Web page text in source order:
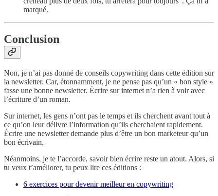
marqué.
Conclusion
Non, je n’ai pas donné de conseils copywriting dans cette édition sur
la newsletter. Car, étonnamment, je ne pense pas qu’un « bon style »
fasse une bonne newsletter. Écrire sur internet n’a rien à voir avec
l’écriture d’un roman.
Sur internet, les gens n’ont pas le temps et ils cherchent avant tout à
ce qu’on leur délivre l’information qu’ils cherchaient rapidement.
Écrire une newsletter demande plus d’être un bon marketeur qu’un
bon écrivain.
Néanmoins, je te l’accorde, savoir bien écrire reste un atout. Alors, si
tu veux t’améliorer, tu peux lire ces éditions :
6 exercices pour devenir meilleur en copywriting